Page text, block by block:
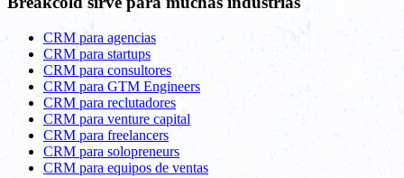
CRM para agencias
CRM para startups
CRM para consultores
CRM para GTM Engineers
CRM para reclutadores
CRM para venture capital
CRM para freelancers
CRM para solopreneurs
CRM para equipos de ventas